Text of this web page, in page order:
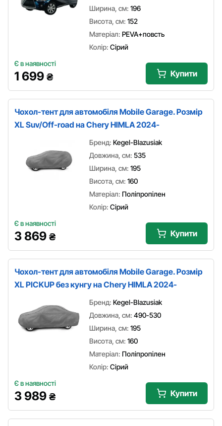
Ширина, см: 196
Висота, см: 152
Матеріал: PEVA+повсть
Колір: Сірий
Є в наявності
1 699 ₴ Купити
Чохол-тент для автомобіля Mobile Garage. Розмір
XL Suv/Off-road на Chery HIMLA 2024-
Бренд: Kegel-Blazusiak
Довжина, см: 535
Ширина, см: 195
Висота, см: 160
Матеріал: Поліпропілен
Колір: Сірий
Є в наявності
3 869 ₴ Купити
Чохол-тент для автомобіля Mobile Garage. Розмір
XL PICKUP без кунгу на Chery HIMLA 2024-
Бренд: Kegel-Blazusiak
Довжина, см: 490-530
Ширина, см: 195
Висота, см: 160
Матеріал: Поліпропілен
Колір: Сірий
Є в наявності
3 989 ₴ Купити